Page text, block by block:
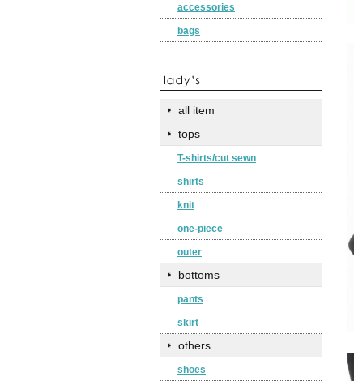
accessories
bags
all item
tops
T-shirts/cut sewn
shirts
knit
one-piece
outer
bottoms
pants
skirt
others
shoes